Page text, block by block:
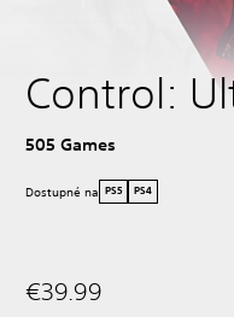
Control:
505 Games
Dostupné na PS5 PS4
€39.99